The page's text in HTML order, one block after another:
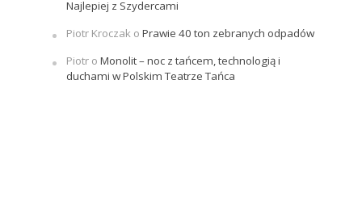
Najlepiej z Szydercami
Piotr Kroczako Prawie 40 ton zebranych odpadów
Piotro Monolit – noc z tańcem, technologią i
duchami w Polskim Teatrze Tańca